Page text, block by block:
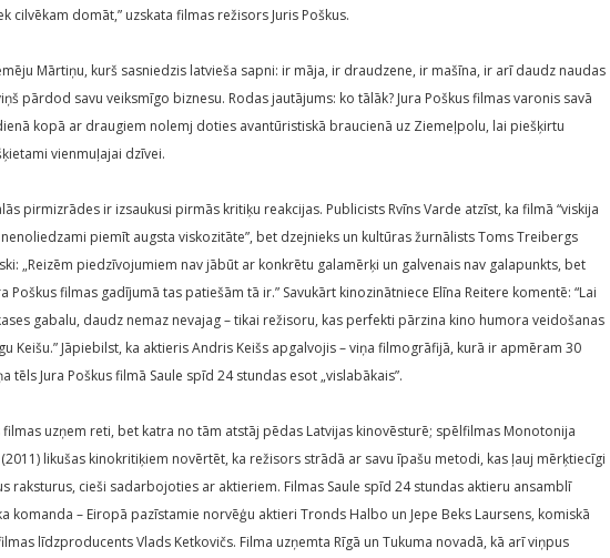
cilvēkam domāt,” uzskata filmas režisors Juris Poškus.
Mārtiņu, kurš sasniedzis latvieša sapni: ir māja, ir draudzene, ir mašīna, ir arī daudz naudas
pārdod savu veiksmīgo biznesu. Rodas jautājums: ko tālāk? Jura Poškus filmas varonis savā
kopā ar draugiem nolemj doties avantūristiskā braucienā uz Ziemeļpolu, lai piešķirtu
vienmuļajai dzīvei.
pirmizrādes ir izsaukusi pirmās kritiķu reakcijas. Publicists Rvīns Varde atzīst, ka filmā “viskija
piemīt augsta viskozitāte”, bet dzejnieks un kultūras žurnālists Toms Treibergs
„Reizēm piedzīvojumiem nav jābūt ar konkrētu galamērķi un galvenais nav galapunkts, bet
Poškus filmas gadījumā tas patiešām tā ir.” Savukārt kinozinātniece Elīna Reitere komentē: “Lai
gabalu, daudz nemaz nevajag – tikai režisoru, kas perfekti pārzina kino humora veidošanas
Keišu.” Jāpiebilst, ka aktieris Andris Keišs apgalvojis – viņa filmogrāfijā, kurā ir apmēram 30
tēls Jura Poškus filmā Saule spīd 24 stundas esot „vislabākais”.
filmas uzņem reti, bet katra no tām atstāj pēdas Latvijas kinovēsturē; spēlfilmas Monotonija
likušas kinokritiķiem novērtēt, ka režisors strādā ar savu īpašu metodi, kas ļauj mērķtiecīgi
raksturus, cieši sadarbojoties ar aktieriem. Filmas Saule spīd 24 stundas aktieru ansamblī
komanda – Eiropā pazīstamie norvēģu aktieri Tronds Halbo un Jepe Beks Laursens, komiskā
līdzproducents Vlads Ketkovičs. Filma uzņemta Rīgā un Tukuma novadā, kā arī viņpus